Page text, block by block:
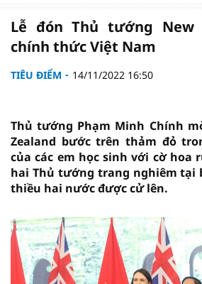
Lễ đón Thủ tướng New
chính thức Việt Nam
TIÊU ĐIỂM 14/11/2022 16:50
Thủ tướng Phạm Minh Chính
Zealand bước trên thảm đỏ
của các em học sinh với cờ hoa
hai Thủ tướng trang nghiêm tại
thiều hai nước được cử lên.